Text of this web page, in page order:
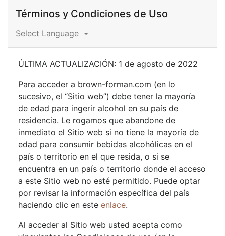
Términos y Condiciones de Uso​
Select Language
ÚLTIMA ACTUALIZACIÓN: 1 de agosto de 2022
Para acceder a brown-forman.com (en lo
sucesivo, el “Sitio web”) debe tener la mayoría
de edad para ingerir alcohol en su país de
residencia. Le rogamos que abandone de
inmediato el Sitio web si no tiene la mayoría de
edad para consumir bebidas alcohólicas en el
país o territorio en el que resida, o si se
encuentra en un país o territorio donde el acceso
a este Sitio web no esté permitido. Puede optar
por revisar la información específica del país
haciendo clic en este enlace.
Al acceder al Sitio web usted acepta como